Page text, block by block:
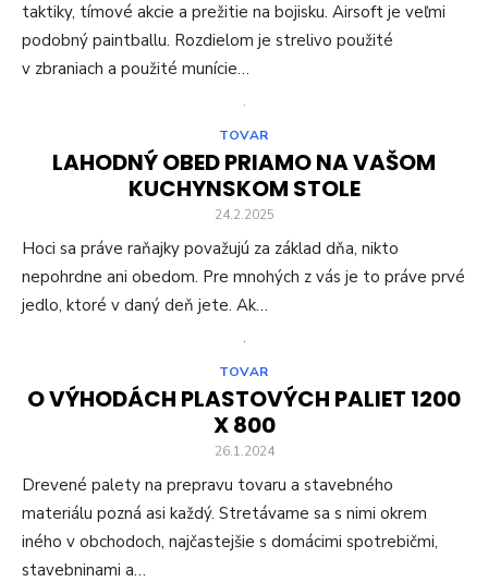
taktiky, tímové akcie a prežitie na bojisku. Airsoft je veľmi
podobný paintballu. Rozdielom je strelivo použité
v zbraniach a použité munície…
TOVAR
LAHODNÝ OBED PRIAMO NA VAŠOM
KUCHYNSKOM STOLE
24.2.2025
Hoci sa práve raňajky považujú za základ dňa, nikto
nepohrdne ani obedom. Pre mnohých z vás je to práve prvé
jedlo, ktoré v daný deň jete. Ak…
TOVAR
O VÝHODÁCH PLASTOVÝCH PALIET 1200
X 800
26.1.2024
Drevené palety na prepravu tovaru a stavebného
materiálu pozná asi každý. Stretávame sa s nimi okrem
iného v obchodoch, najčastejšie s domácimi spotrebičmi,
stavebninami a…